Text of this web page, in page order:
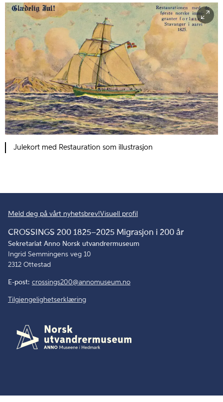
Julekort med Restauration som illustrasjon
Meld deg på vårt nyhetsbrev!Visuell profil
CROSSINGS 200 1825–2025 Migrasjon i 200 år
Sekretariat Anno Norsk utvandrermuseum
Ingrid Semmingens veg 10
2312 Ottestad
E-post: crossings200@annomuseum.no
Tilgjengelighetserklæring